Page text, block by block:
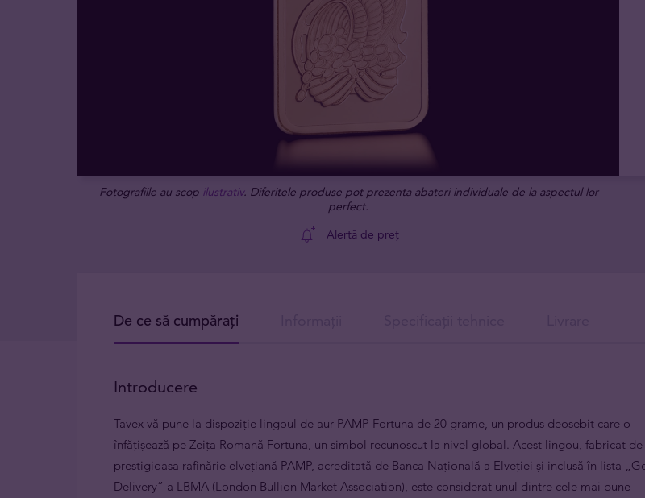
Fotografiile au scop ilustrativ. Diferitele produse pot prezenta abateri individuale de la aspectul lor
perfect.
Alertă de preț
De ce să cumpărați
Introducere
Tavex vă pune la dispoziție lingoul de aur PAMP Fortuna de 20 grame, un produs deosebit care o
înfățișează pe Zeița Romană Fortuna, un simbol recunoscut la nivel global. Acest lingou, fabricat de
prestigioasa rafinărie elvețiană PAMP, acreditată de Banca Națională a Elveției și inclusă în lista
Delivery” a LBMA (London Bullion Market Association), este considerat unul dintre cele mai bune